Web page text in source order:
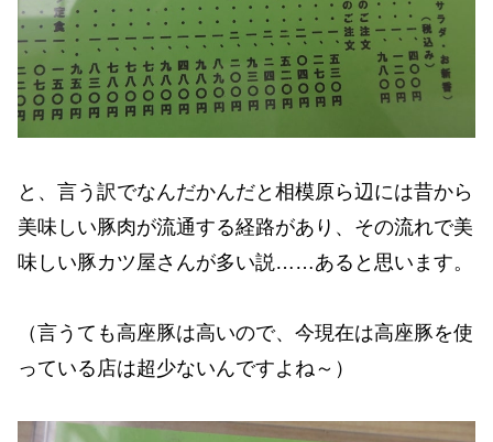
と、言う訳でなんだかんだと相模原ら辺には昔から
美味しい豚肉が流通する経路があり、その流れで美
味しい豚カツ屋さんが多い説……あると思います。
（言うても高座豚は高いので、今現在は高座豚を使
っている店は超少ないんですよね～）